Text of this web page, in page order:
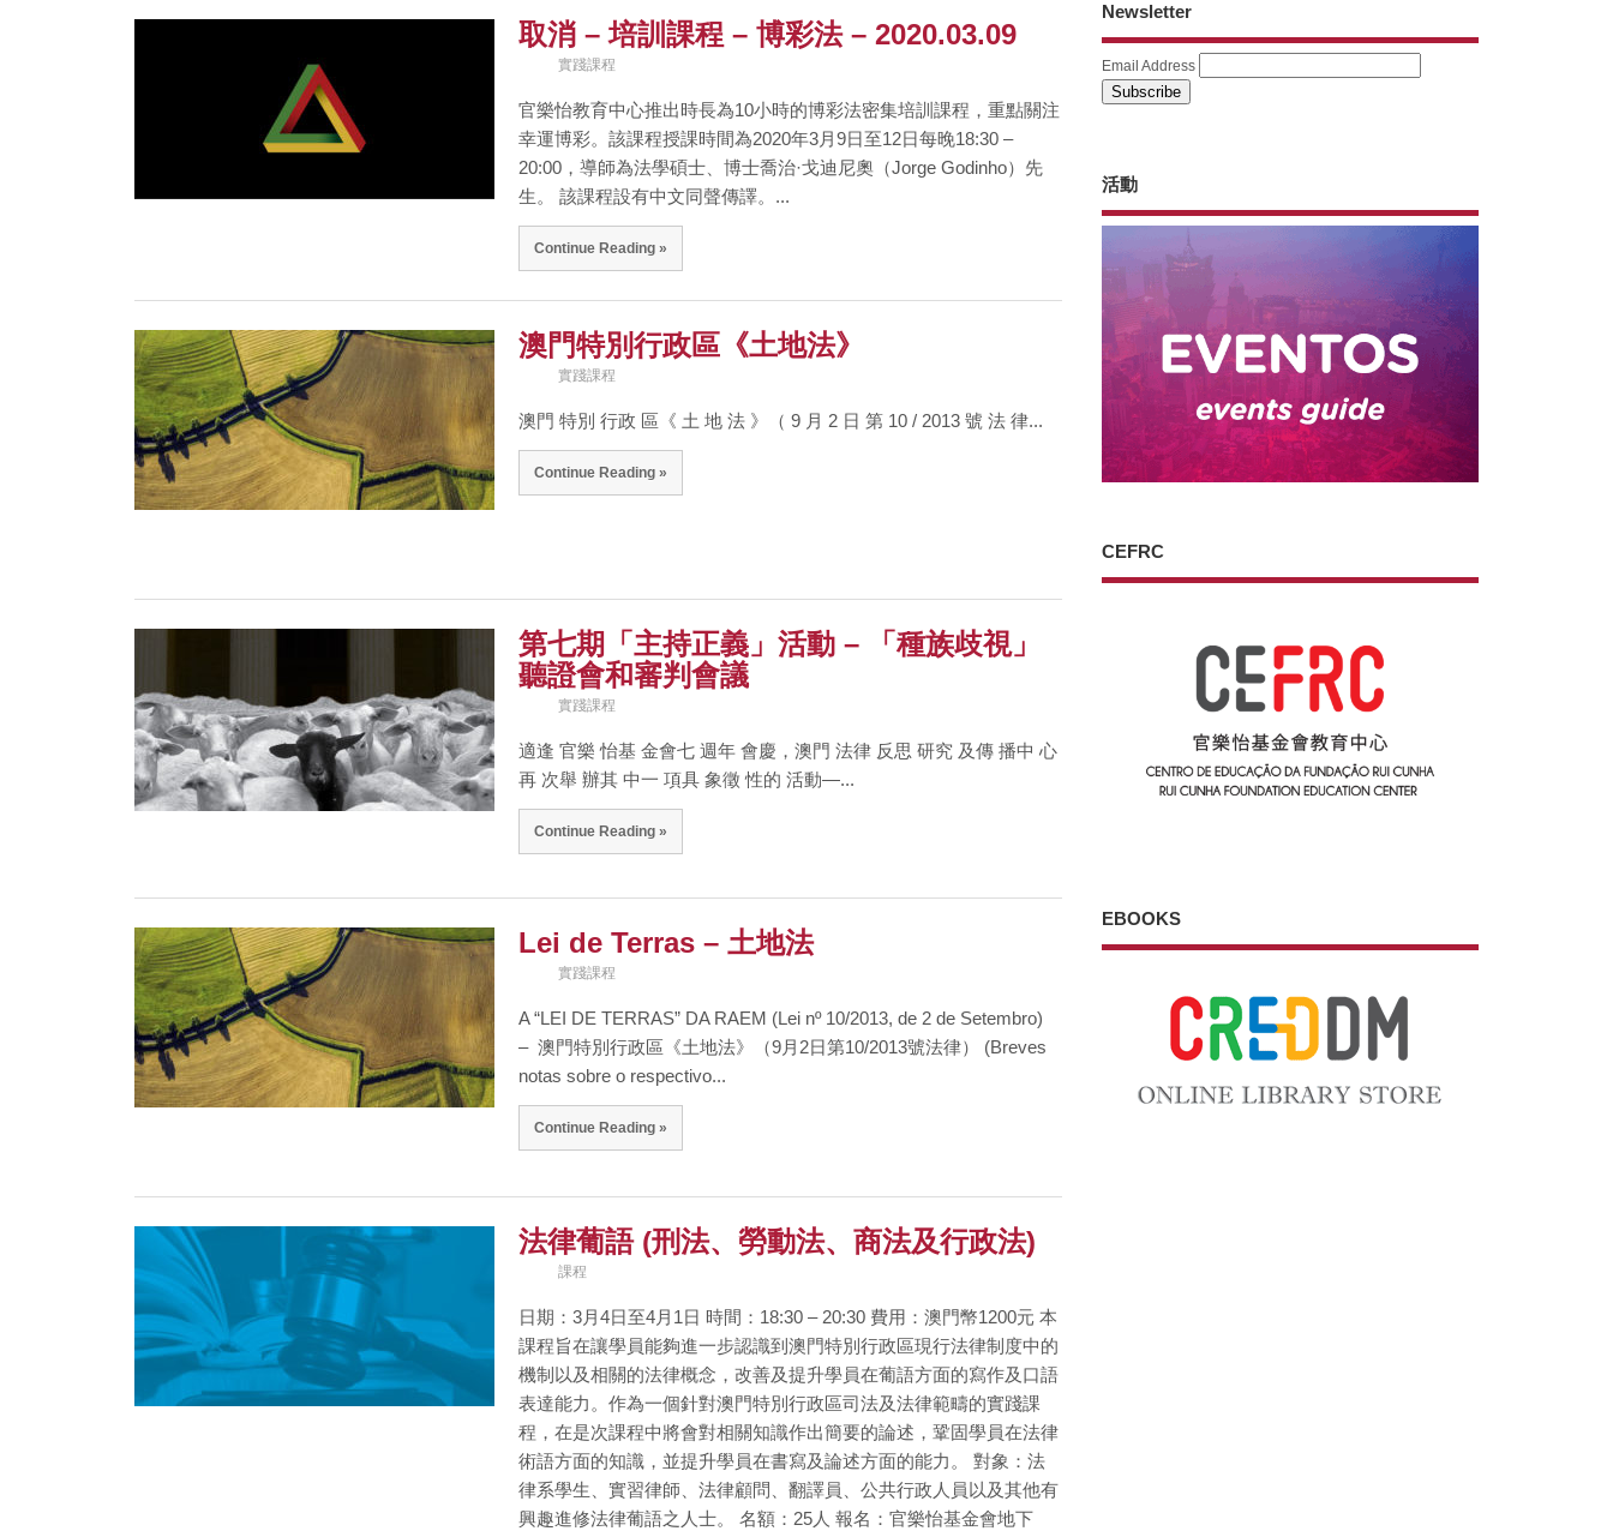
取消 – 培訓課程 – 博彩法 – 2020.03.09
實踐課程
官樂怡教育中心推出時長為10小時的博彩法密集培訓課程，重點關注
幸運博彩。該課程授課時間為2020年3月9日至12日每晚18:30 –
20:00，導師為法學碩士、博士喬治·戈迪尼奧（Jorge Godinho）先
生。 該課程設有中文同聲傳譯。...
Continue Reading »
澳門特別行政區《土地法》
實踐課程
澳門 特別 行政 區《 土 地 法 》（ 9 月 2 日 第 10 / 2013 號 法 律...
Continue Reading »
第七期「主持正義」活動 – 「種族歧視」
聽證會和審判會議
實踐課程
適逢 官樂 怡基 金會七 週年 會慶，澳門 法律 反思 研究 及傳 播中 心
再 次舉 辦其 中一 項具 象徵 性的 活動—...
Continue Reading »
Lei de Terras – 土地法
實踐課程
A “LEI DE TERRAS” DA RAEM (Lei nº 10/2013, de 2 de Setembro)
– 澳門特別行政區《土地法》（9月2日第10/2013號法律） (Breves
notas sobre o respectivo...
Continue Reading »
法律葡語 (刑法、勞動法、商法及行政法)
課程
日期：3月4日至4月1日 時間：18:30 – 20:30 費用：澳門幣1200元 本
課程旨在讓學員能夠進一步認識到澳門特別行政區現行法律制度中的
機制以及相關的法律概念，改善及提升學員在葡語方面的寫作及口語
表達能力。作為一個針對澳門特別行政區司法及法律範疇的實踐課
程，在是次課程中將會對相關知識作出簡要的論述，鞏固學員在法律
術語方面的知識，並提升學員在書寫及論述方面的能力。 對象：法
律系學生、實習律師、法律顧問、翻譯員、公共行政人員以及其他有
興趣進修法律葡語之人士。 名額：25人 報名：官樂怡基金會地下
Newsletter
Email Address
活動
CEFRC
EBOOKS